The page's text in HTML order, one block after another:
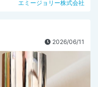
エミージョリー株式会社
2026/06/11